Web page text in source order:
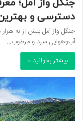
جنگل واز آمل؛
دسترسی و
جنگل واز آمل بیش از نه هزار
آب‌وهوایی سرد و مرطوب…
بیشتر بخوانید »